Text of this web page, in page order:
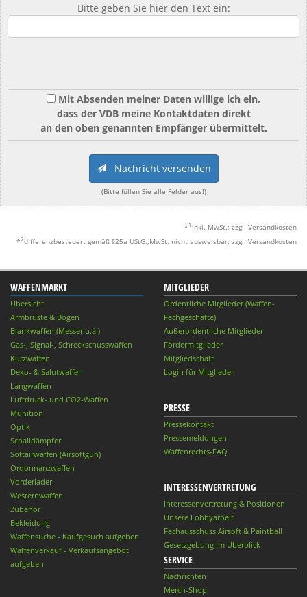
Bitte geben Sie hier den Text ein:
Mit Absenden meiner Daten willige ich ein,
dass der VDB meine Kontaktdaten direkt
an den oben genannten Empfänger übermittelt.
Nachricht versenden
(Bitte füllen Sie alle Felder aus!)
* 1 inkl. MwSt.; zzgl. Versandkosten
*2differenzbesteuert gemäß §25a UStG.;MwSt. nicht ausweisbar; zzgl. Versandkosten
WAFFENMARKT
Übersicht
Armbrüste & Bögen
Blankwaffen (Messer u.ä.)
Gas-, Signal-, Schreckschusswaffen
Kurzwaffen
Deko- & Salutwaffen
Langwaffen
Luftdruck- und CO2-Waffen
Munition
Optik
Schalldämpfer
Softairwaffen (Airsoftgun)
Ordonnanzwaffen
Vorderlader
Westernwaffen
Zubehör
Bekleidung
Waffensuche - Kaufgesuch aufgeben
Waffenverkauf - Verkaufsangebot
aufgeben
MITGLIEDER
Ordentliche Mitglieder (Waffen-
Fachgeschäfte)
Außerordentliche Mitglieder
Fördermitglieder
Mitgliedschaft
Login für Mitglieder
PRESSE
Pressekontakt
Pressemeldungen
Waffenrechts-FAQ
INTERESSENVERTRETUNG
Interessenvertretung & Positionen
Unsere Lobbyarbeit
Fachausschuss Airsoft & Paintball
Gesetzgebung im Überblick
SERVICE
Nachrichten
Merch-Shop